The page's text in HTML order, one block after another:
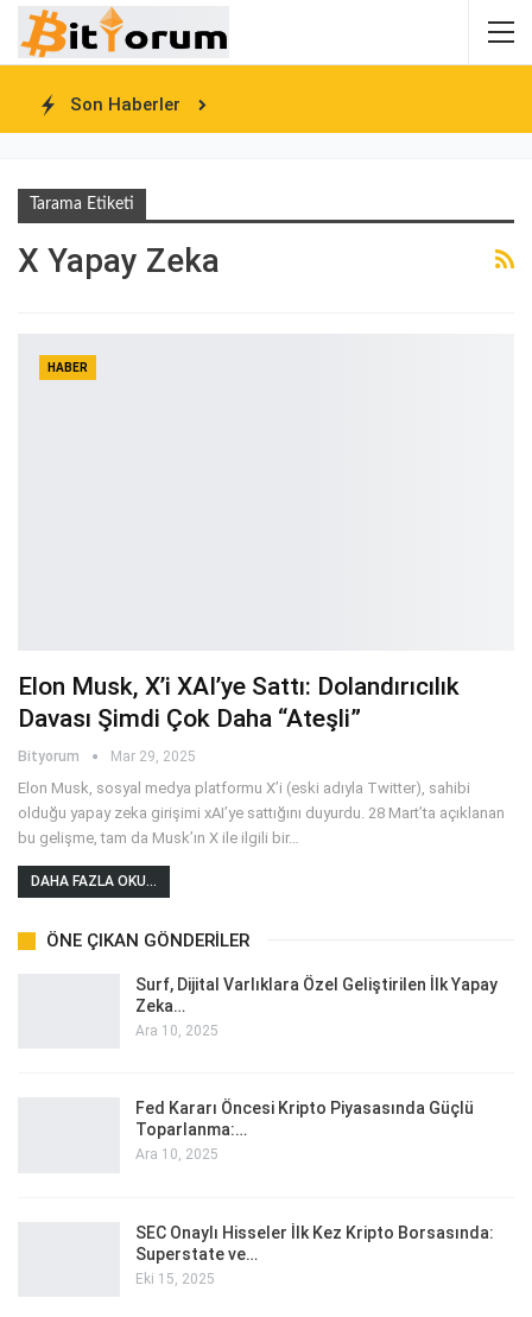
Son Haberler
Tarama Etiketi
X Yapay Zeka
HABER
Elon Musk, X’i XAI’ye Sattı: Dolandırıcılık
Davası Şimdi Çok Daha “Ateşli”
Bityorum Mar 29, 2025
Elon Musk, sosyal medya platformu X’i (eski adıyla Twitter), sahibi
olduğu yapay zeka girişimi xAI’ye sattığını duyurdu. 28 Mart’ta açıklanan
bu gelişme, tam da Musk’ın X ile ilgili bir…
DAHA FAZLA OKU...
ÖNE ÇIKAN GÖNDERILER
Surf, Dijital Varlıklara Özel Geliştirilen İlk Yapay
Zeka…
Ara 10, 2025
Fed Kararı Öncesi Kripto Piyasasında Güçlü
Toparlanma:…
Ara 10, 2025
SEC Onaylı Hisseler İlk Kez Kripto Borsasında:
Superstate ve…
Eki 15, 2025